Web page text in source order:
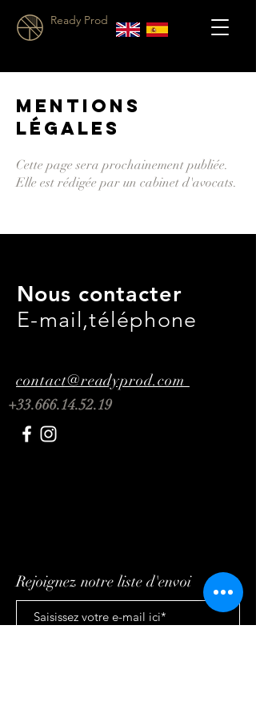
Ready Prod
MENTIONS
LÉGALES
Cette page sera prochainement publiée.
Elle est rédigée par un cabinet d'avocats.
Nous contacter
E-mail,téléphone
contact@readyprod.com
+33.666.14.52.19
Rejoignez notre liste d'envoi